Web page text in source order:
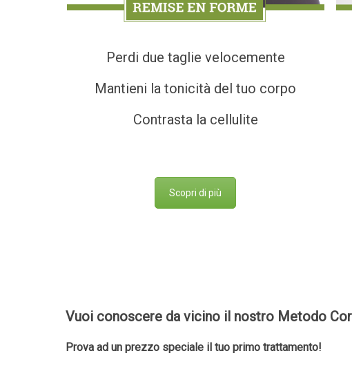
Perdi due taglie velocemente
Mantieni la tonicità del tuo corpo
Contrasta la cellulite
Scopri di più
Vuoi conoscere da vicino il nostro Metodo
Prova ad un prezzo speciale il tuo primo trattamento!